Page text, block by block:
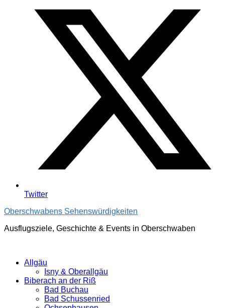
Twitter
Oberschwabens Sehenswürdigkeiten
Ausflugsziele, Geschichte & Events in Oberschwaben
Allgäu
Isny & Oberallgäu
Biberach an der Riß
Bad Buchau
Bad Schussenried